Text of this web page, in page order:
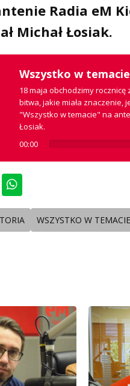
Radia eM
Michał Łosiak.
Wszystko w
18 maja obchodzimy rocznicę
bitwa, jakie miała znaczenie,
"Wszystko w temacie" na
Łosiak.
00:00
WSZYSTKO W TEMACIE